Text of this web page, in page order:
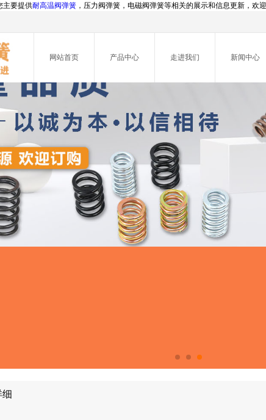
主要提供耐高温阀弹簧 ，压力阀弹簧，电磁阀弹簧等相关的展示和信息更新，欢迎
网站首页 产品中心 走进我们 新闻中心
细